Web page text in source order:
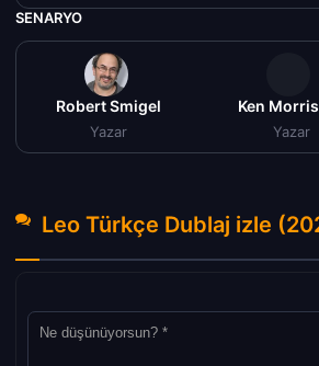
SENARYO
Robert Smigel
Yazar
Ken
Yazar